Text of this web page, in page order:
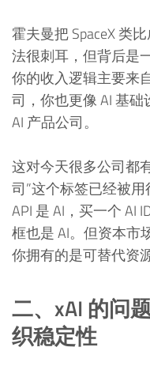
霍夫曼把 SpaceX 类
法很刺耳，但背后是
你的收入逻辑主要来
司，你也更像 AI 基
AI 产品公司。
这对今天很多公司都
司”这个标签已经被
API 是 AI，买一个 AI
框也是 AI。但资本市
你拥有的是可替代资
二、xAI 的问
织稳定性